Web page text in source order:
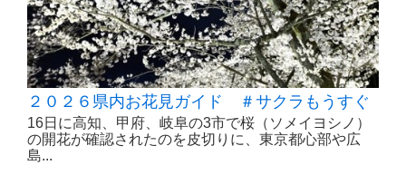
２０２６県内お花見ガイド ＃サクラもうすぐ
16日に高知、甲府、岐阜の3市で桜（ソメイヨシノ）
の開花が確認されたのを皮切りに、東京都心部や広
島...